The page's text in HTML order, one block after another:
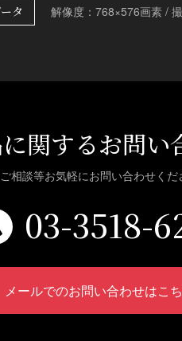
タ 解像度：768×576画素 /
関するお問い
相談等お気軽にお問い合わせくだ
03-3518-
メールでのお問い合わせはこ